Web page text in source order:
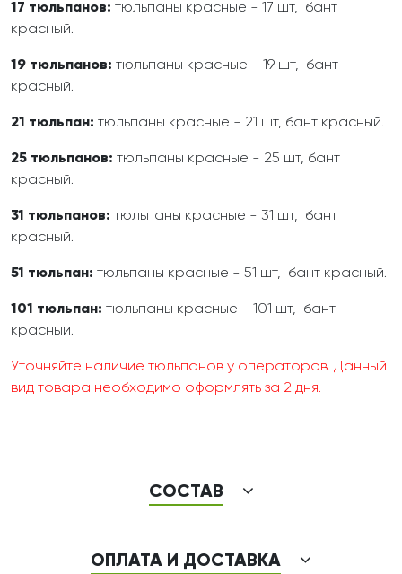
17 тюльпанов: тюльпаны красные - 17 шт, бант
красный.
19 тюльпанов: тюльпаны красные - 19 шт, бант
красный.
21 тюльпан: тюльпаны красные - 21 шт, бант красный.
25 тюльпанов: тюльпаны красные - 25 шт, бант
красный.
31 тюльпанов: тюльпаны красные - 31 шт, бант
красный.
51 тюльпан: тюльпаны красные - 51 шт, бант красный.
101 тюльпан: тюльпаны красные - 101 шт, бант
красный.
Уточняйте наличие тюльпанов у операторов. Данный
вид товара необходимо оформлять за 2 дня.
СОСТАВ
ОПЛАТА И ДОСТАВКА